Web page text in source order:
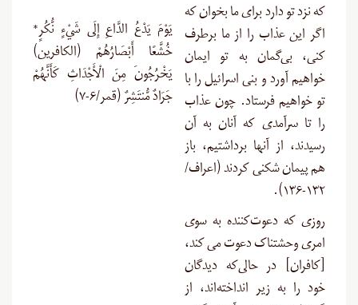
که نزد تو دارد براى ما بخوان که
اگر این عذاب را از ما برطرف
کنى، بی‌گمان به تو ایمان
خواهیم آورد و بنى ‏اسرائیل را با
تو خواهیم فرستاد. چون عذاب
را تا سرآمدی که آنان به آن
رسیدند، از آنها برداشتیم، باز
هم پیمان‏ شکنى کردند (اعراف/
۱۳۲-۱۳۶).
روزى که دعوت‌کننده به سوى
امرى وحشتناک دعوت مى‏ کند،
[کافران] در حالى‌که دیدگان
خود را به زیر انداخته‌اند، از
يَوْمَ يَدْعُ الدَّاعِ إِلَى شَيْءٍ نُّكُرٍ*
خُشَّعًا أَبْصَارُهُمْ (الکافرین)
يَخْرُجُونَ مِنَ الْأَجْدَاثِ كَأَنَّهُمْ
جَرَادٌ مُّنتَشِرٌ (قمر/۶-۷)